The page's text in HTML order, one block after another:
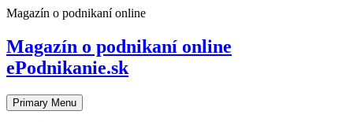
Skip
content
Magazín o podnikaní online
Magazín o podnikaní online
ePodnikanie.sk
Primary Menu